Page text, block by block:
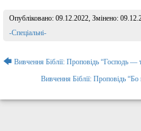
Опубліковано: 09.12.2022 , Змінено:
Розділ:
-Спеціальні-
Навігація
записів
🡄 Вивчення Біблії: Проповідь “Господь
Вивчення Біблії: Проповідь